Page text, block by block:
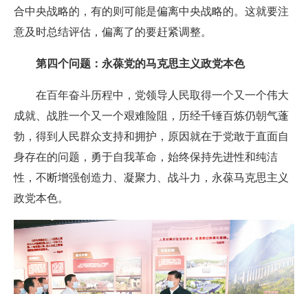
合中央战略的，有的则可能是偏离中央战略的。这就要注
意及时总结评估，偏离了的要赶紧调整。
第四个问题：永葆党的马克思主义政党本色
在百年奋斗历程中，党领导人民取得一个又一个伟大
成就、战胜一个又一个艰难险阻，历经千锤百炼仍朝气蓬
勃，得到人民群众支持和拥护，原因就在于党敢于直面自
身存在的问题，勇于自我革命，始终保持先进性和纯洁
性，不断增强创造力、凝聚力、战斗力，永葆马克思主义
政党本色。